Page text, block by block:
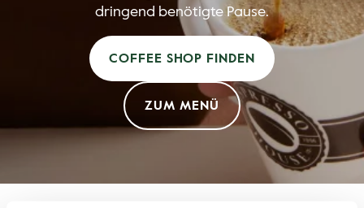
dringend benötigte Pause.
COFFEE SHOP FINDEN
ZUM MENÜ